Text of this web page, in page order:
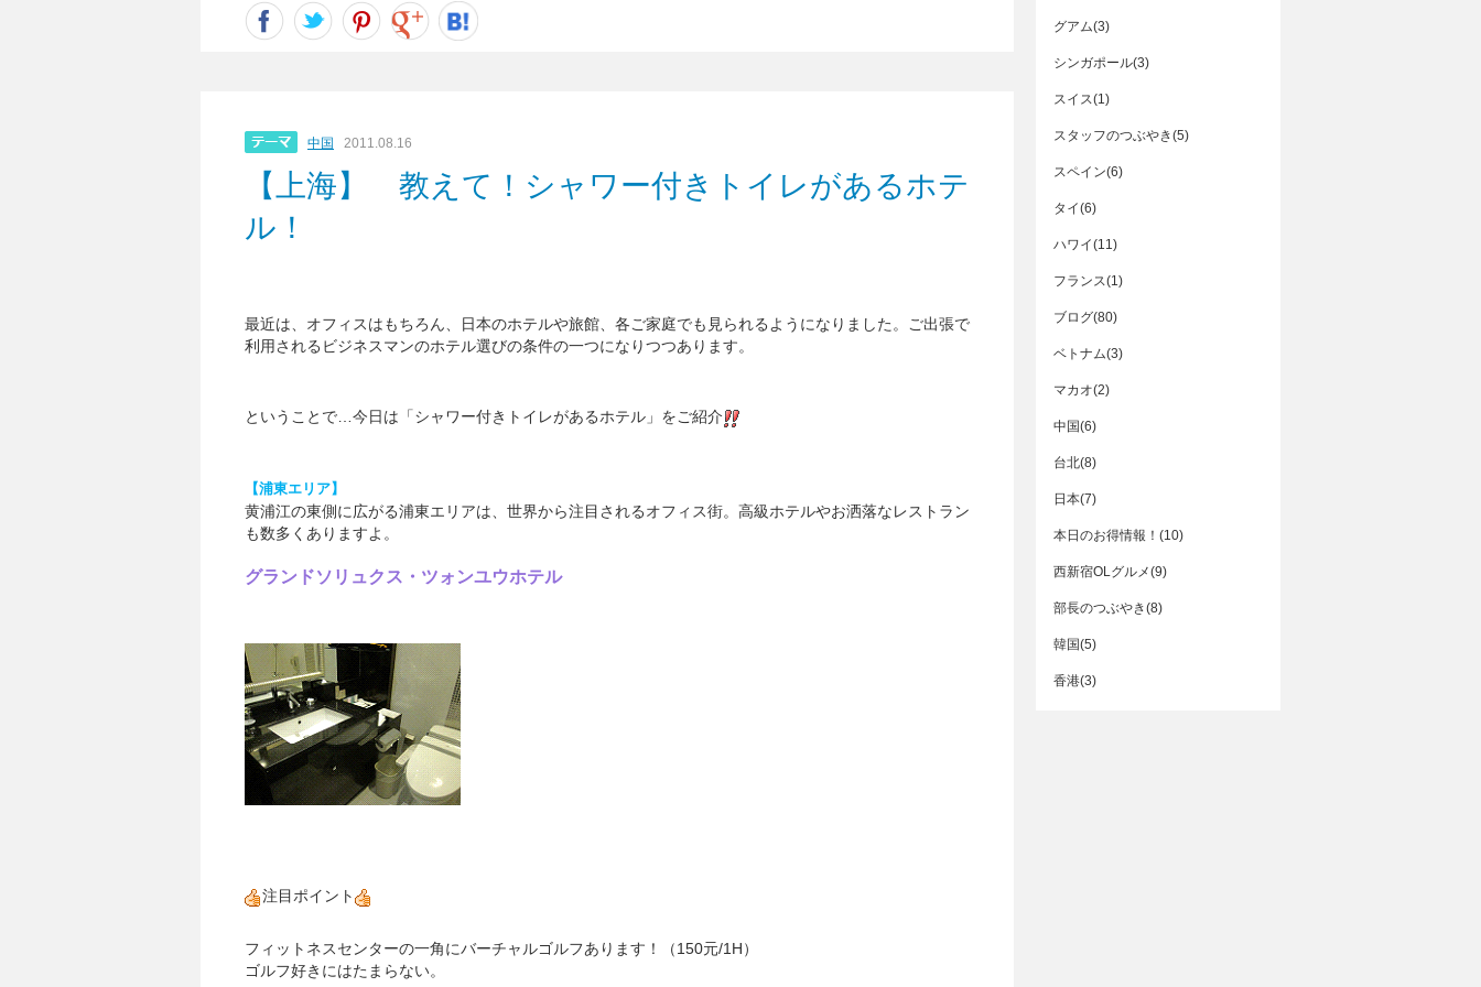
中国 2011.08.16
【上海】 教えて！シャワー付きトイレがあるホテ
ル！
最近は、オフィスはもちろん、日本のホテルや旅館、各ご家庭でも見られるようになりました。ご出張で
利用されるビジネスマンのホテル選びの条件の一つになりつつあります。
ということで…今日は「シャワー付きトイレがあるホテル」をご紹介
【浦東エリア】
黄浦江の東側に広がる浦東エリアは、世界から注目されるオフィス街。 高級ホテルやお洒落なレストラン
も数多くありますよ。
グランドソリュクス・ツォンユウホテル
注目ポイント
フィットネスセンターの一角にバーチャルゴルフあります！（150元/1H）
ゴルフ好きにはたまらない。
グアム(3)
シンガポール(3)
スイス(1)
スタッフのつぶやき(5)
スペイン(6)
タイ(6)
ハワイ(11)
フランス(1)
ブログ(80)
ベトナム(3)
マカオ(2)
中国(6)
台北(8)
日本(7)
本日のお得情報！(10)
西新宿OLグルメ(9)
部長のつぶやき(8)
韓国(5)
香港(3)